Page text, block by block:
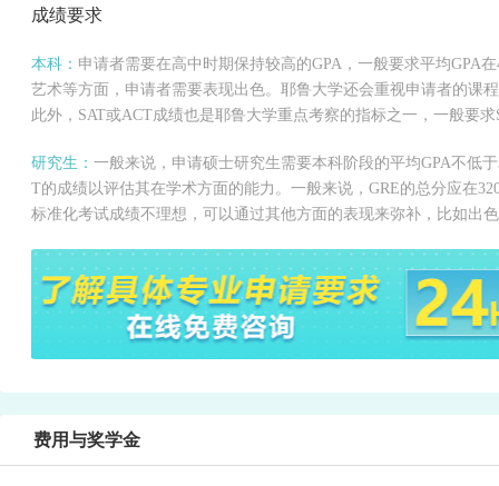
成绩要求
本科： 申请者需要在高中时期保持较高的GPA，一般要求平均GPA
艺术等方面，申请者需要表现出色。耶鲁大学还会重视申请者的课
此外，SAT或ACT成绩也是耶鲁大学重点考察的指标之一，一般要
研究生： 一般来说，申请硕士研究生需要本科阶段的平均GPA不低
T的成绩以评估其在学术方面的能力。一般来说，GRE的总分应在
标准化考试成绩不理想，可以通过其他方面的表现来弥补，比如出
费用与奖学金